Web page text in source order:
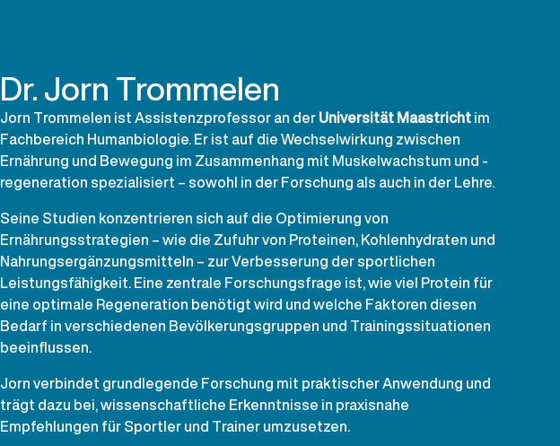
Dr. Jorn Trommelen
Jorn Trommelen ist Assistenzprofessor an derUniversität Maastrichtim
Fachbereich Humanbiologie. Er ist auf die Wechselwirkung zwischen
Ernährung und Bewegung im Zusammenhang mit Muskelwachstum und -
regeneration spezialisiert – sowohl in der Forschung als auch in der Lehre.
Seine Studien konzentrieren sich auf die Optimierung von
Ernährungsstrategien – wie die Zufuhr von Proteinen, Kohlenhydraten und
Nahrungsergänzungsmitteln – zur Verbesserung der sportlichen
Leistungsfähigkeit. Eine zentrale Forschungsfrage ist, wie viel Protein für
eine optimale Regeneration benötigt wird und welche Faktoren diesen
Bedarf in verschiedenen Bevölkerungsgruppen und Trainingssituationen
beeinflussen.
Jorn verbindet grundlegende Forschung mit praktischer Anwendung und
trägt dazu bei, wissenschaftliche Erkenntnisse in praxisnahe
Empfehlungen für Sportler und Trainer umzusetzen.